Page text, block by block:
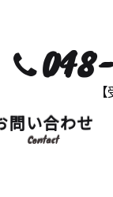
問い合わせ
Contact